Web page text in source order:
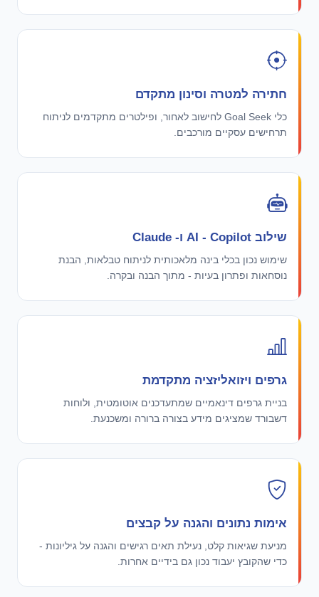
חתירה למטרה וסינון מתקדם
כלי Goal Seek לחישוב לאחור, ופילטרים מתקדמים לניתוח
תרחישים עסקיים מורכבים.
שילוב AI - Copilot ו- Claude
שימוש נכון בכלי בינה מלאכותית לניתוח טבלאות, הבנת
נוסחאות ופתרון בעיות - מתוך הבנה ובקרה.
גרפים ויזואליזציה מתקדמת
בניית גרפים דינאמיים שמתעדכנים אוטומטית, ולוחות
דשבורד שמציגים מידע בצורה ברורה ומשכנעת.
אימות נתונים והגנה על קבצים
מניעת שגיאות קלט, נעילת תאים רגישים והגנה על גיליונות -
כדי שהקובץ יעבוד נכון גם בידיים אחרות.